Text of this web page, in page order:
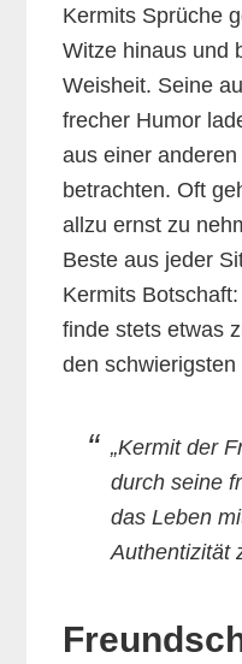
Kermits Sprüche
Witze hinaus und
Weisheit. Seine
frecher Humor
aus einer
betrachten. Oft
allzu ernst zu
Beste aus jeder
Kermits
finde stets etwas
den schwierigsten
„Kermit der
durch seine
das Leben
Authentizität